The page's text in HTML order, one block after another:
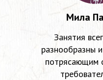
Мила
Занятия
разнообразны
потрясающим